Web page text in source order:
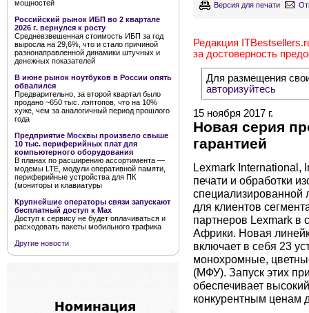
мощностей
Российский рынок ИБП во 2 квартале
2026 г. вернулся к росту
Средневзвешенная стоимость ИБП за год
выросла на 29,6%, что и стало причиной
разнонаправленной динамики штучных и
денежных показателей
В июне рынок ноутбуков в России опять
обвалился
Предварительно, за второй квартал было
продано ~650 тыс. лэптопов, что на 10%
хуже, чем за аналогичный период прошлого
года
Предприятие Москвы произвело свыше
10 тыс. периферийных плат для
компьютерного оборудования
В планах по расширению ассортимента —
модемы LTE, модули оперативной памяти,
периферийные устройства для ПК
(мониторы и клавиатуры
Крупнейшие операторы связи запускают
бесплатный доступ к Мах
Доступ к сервису не будет оплачиваться и
расходовать пакеты мобильного трафика
Другие новости
Версия для печати
Редакция
за достоверность
Для размещения
авторизуйтесь
15 ноября 2017 г.
Новая серия
гарантией
Lexmark International,
печати и обработки
специализированной
для клиентов
партнеров Lexmark в
Африки. Новая
включает в себя 23
монохромные,
(МФУ). Запуск этих
обеспечивает
конкурентным ценам